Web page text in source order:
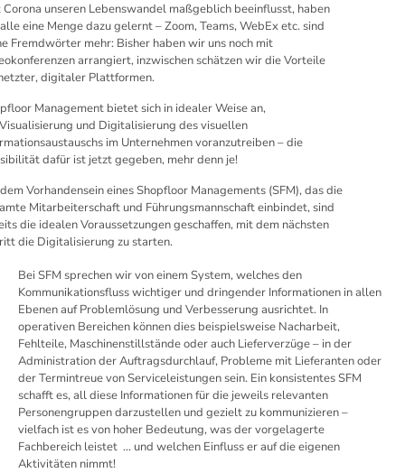
Corona unseren Lebenswandel maßgeblich beeinflusst, haben
eine Menge dazu gelernt – Zoom, Teams, WebEx etc. sind
Fremdwörter mehr: Bisher haben wir uns noch mit
arrangiert, inzwischen schätzen wir die Vorteile
digitaler Plattformen.
Management bietet sich in idealer Weise an,
und Digitalisierung des visuellen
im Unternehmen voranzutreiben – die
dafür ist jetzt gegeben, mehr denn je!
Vorhandensein eines Shopfloor Managements (SFM), das die
Mitarbeiterschaft und Führungsmannschaft einbindet, sind
die idealen Voraussetzungen geschaffen, mit dem nächsten
die Digitalisierung zu starten.
Bei SFM sprechen wir von einem System, welches den
Kommunikationsfluss wichtiger und dringender Informationen in allen
Ebenen auf Problemlösung und Verbesserung ausrichtet. In
operativen Bereichen können dies beispielsweise Nacharbeit,
Fehlteile, Maschinenstillstände oder auch Lieferverzüge – in der
Administration der Auftragsdurchlauf, Probleme mit Lieferanten oder
der Termintreue von Serviceleistungen sein. Ein konsistentes SFM
schafft es, all diese Informationen für die jeweils relevanten
Personengruppen darzustellen und gezielt zu kommunizieren –
vielfach ist es von hoher Bedeutung, was der vorgelagerte
Fachbereich leistet … und welchen Einfluss er auf die eigenen
Aktivitäten nimmt!